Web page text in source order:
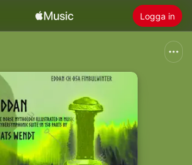
Logga in
Installera Apple Music